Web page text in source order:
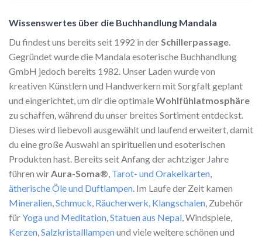
Wissenswertes über die Buchhandlung Mandala
Du findest uns bereits seit 1992 in der Schillerpassage
Gegründet wurde die Mandala esoterische Buchhandlung
GmbH jedoch bereits 1982. Unser Laden wurde von
kreativen Künstlern und Handwerkern mit Sorgfalt geplant
und eingerichtet, um dir die optimaleWohlfühlatmosphäre
zu schaffen, während du unser breites Sortiment entdeckst.
Dieses wird liebevoll ausgewählt und laufend erweitert, damit
du eine große Auswahl an spirituellen und esoterischen
Produkten hast. Bereits seit Anfang der achtziger Jahre
führen wir Aura-Soma® Tarot- und Orakelkarten
ätherische Öle und Duftlampen . Im Laufe der Zeit kamen
Mineralien Schmuck Räucherwerk Klangschalen , Zubehör
fürYoga und Meditation Statuen aus Nepal , Windspiele,
Kerzen Salzkristalllampenund viele weitere schönen und